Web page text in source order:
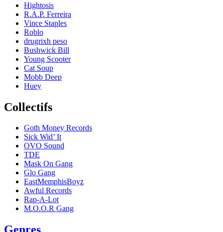
Hightosis
R.A.P. Ferreira
Vince Staples
Roblo
drugrixh peso
Bushwick Bill
Young Scooter
Cat Soup
Mobb Deep
Huey
Collectifs
Goth Money Records
Sick Wid’ It
OVO Sound
TDE
Mask On Gang
Glo Gang
EastMemphisBoyz
Awful Records
Rap-A-Lot
M.O.O.R Gang